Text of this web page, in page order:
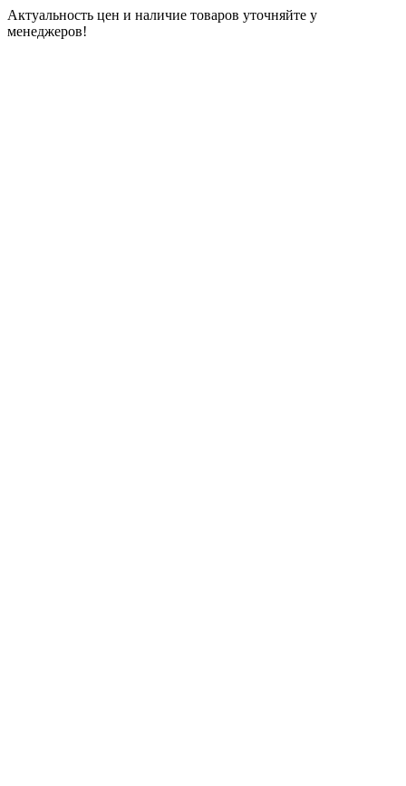
Актуальность цен и наличие товаров уточняйте у
менеджеров!